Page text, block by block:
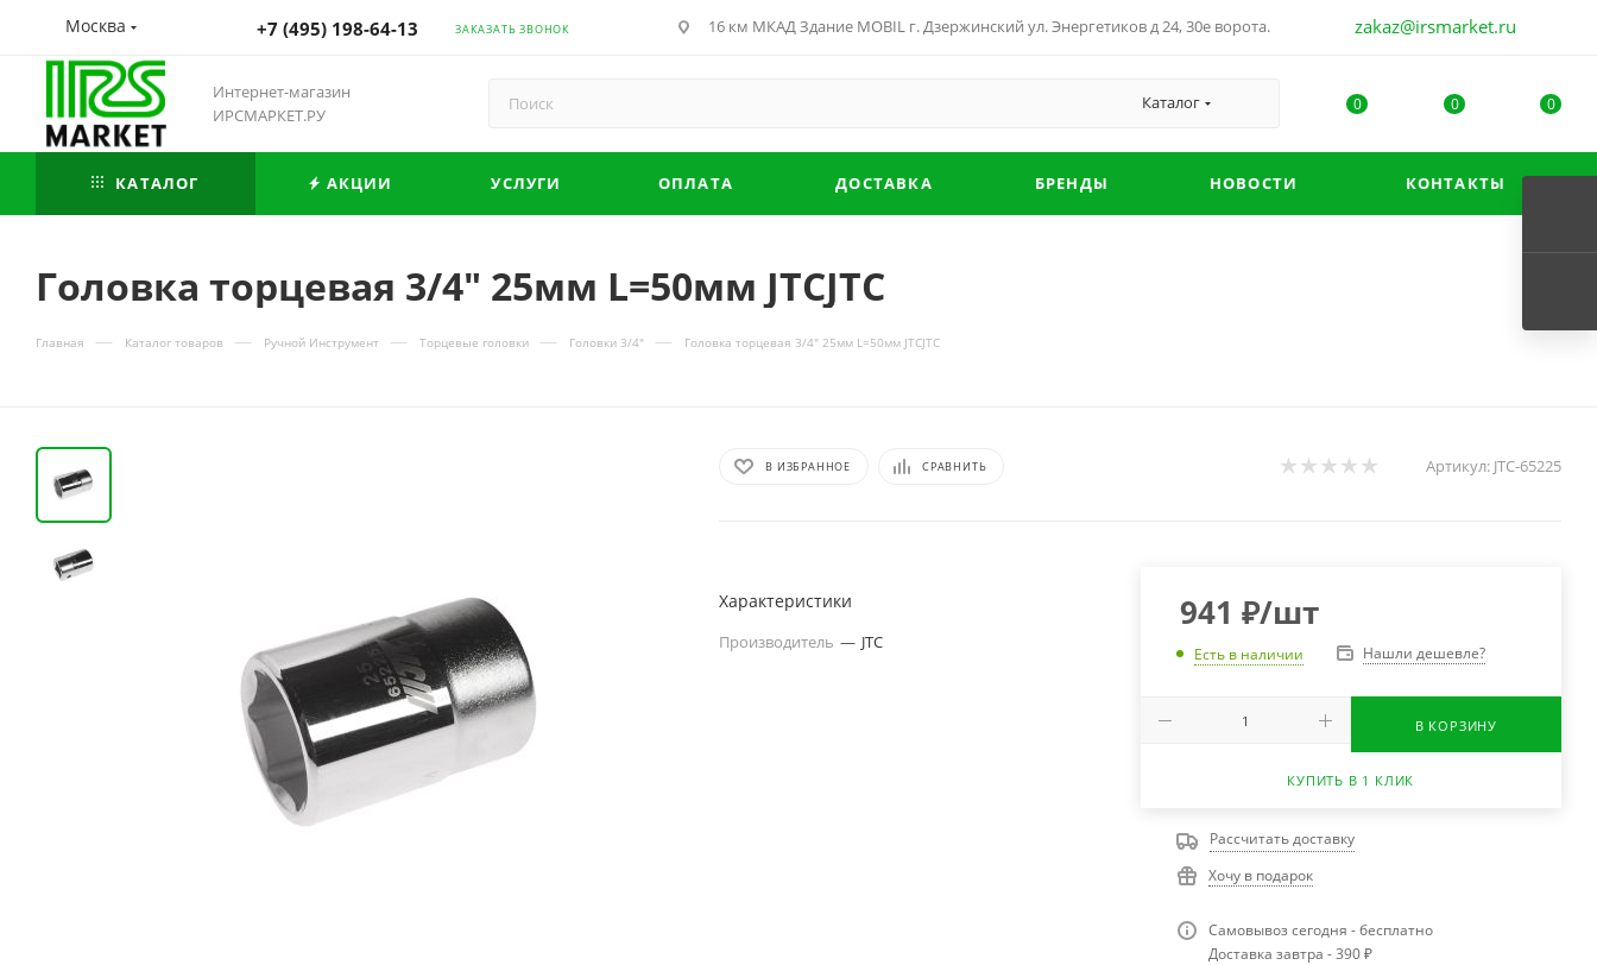
Москва +7 (495) 198-64-13 ЗАКАЗАТЬ ЗВОНОК 16 км МКАД Здание MOBIL г. Дзержинский ул. Энергетиков д 24, 30е ворота. zakaz@irsmarket.ru
Интернет-магазин
ИРСМАРКЕТ.РУ
Каталог 0 0 0
КАТАЛОГ АКЦИИ УСЛУГИ ОПЛАТА ДОСТАВКА БРЕНДЫ НОВОСТИ КОНТАКТЫ
Головка торцевая 3/4" 25мм L=50мм JTCJTC
Главная — Каталог товаров — Ручной Инструмент — Торцевые головки — Головки 3/4" — Головка торцевая 3/4" 25мм L=50мм JTCJTC
В ИЗБРАННОЕ СРАВНИТЬ Артикул: JTC-65225
Характеристики
Производитель — JTC
941 ₽/шт
Есть в наличии Нашли дешевле?
В КОРЗИНУ
КУПИТЬ В 1 КЛИК
Рассчитать доставку
Хочу в подарок
Самовывоз сегодня - бесплатно
Доставка завтра - 390 ₽